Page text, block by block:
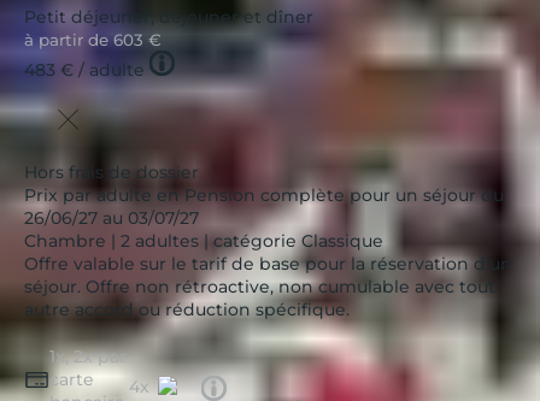
Petit déjeuner, déjeuner et dîner
à partir de 603 €
483 € / adulte Tooltip
icon
Hors frais de dossier
Prix par adulte en Pension complète pour un séjour du
26/06/27 au 03/07/27
Chambre | 2 adultes | catégorie Classique
Offre valable sur le tarif de base pour la réservation d'un
séjour. Offre non rétroactive, non cumulable avec tout
autre accord ou réduction spécifique.
1x, 2x par
carte
4x
Tooltip